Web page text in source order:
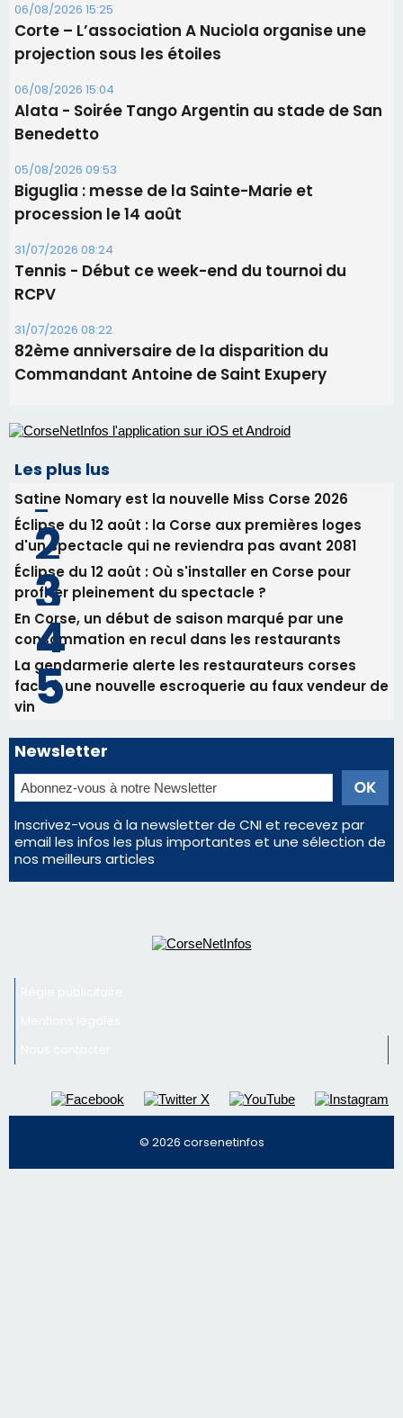
06/08/2026 15:25
Corte – L’association A Nuciola organise une
projection sous les étoiles
06/08/2026 15:04
Alata - Soirée Tango Argentin au stade de San
Benedetto
05/08/2026 09:53
Biguglia : messe de la Sainte-Marie et
procession le 14 août
31/07/2026 08:24
Tennis - Début ce week-end du tournoi du
RCPV
31/07/2026 08:22
82ème anniversaire de la disparition du
Commandant Antoine de Saint Exupery
Les plus lus
Satine Nomary est la nouvelle Miss Corse 2026
Éclipse du 12 août : la Corse aux premières loges
d'un spectacle qui ne reviendra pas avant 2081
Éclipse du 12 août : Où s'installer en Corse pour
profiter pleinement du spectacle ?
En Corse, un début de saison marqué par une
consommation en recul dans les restaurants
La gendarmerie alerte les restaurateurs corses
face à une nouvelle escroquerie au faux vendeur de
vin
Newsletter
Inscrivez-vous à la newsletter de CNI et recevez par
email les infos les plus importantes et une sélection de
nos meilleurs articles
© 2026 corsenetinfos